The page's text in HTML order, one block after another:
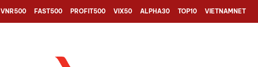
VNR500 FAST500 PROFIT500 VIX50 ALPHA30 TOP10 VIETNAMNET